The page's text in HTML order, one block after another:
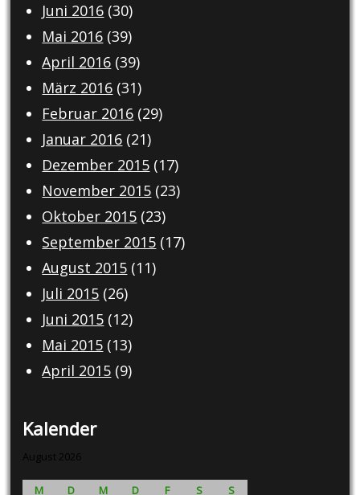
Juni 2016 (30)
Mai 2016 (39)
April 2016 (39)
März 2016 (31)
Februar 2016 (29)
Januar 2016 (21)
Dezember 2015 (17)
November 2015 (23)
Oktober 2015 (23)
September 2015 (17)
August 2015 (11)
Juli 2015 (26)
Juni 2015 (12)
Mai 2015 (13)
April 2015 (9)
Kalender
August 2026
M D M D F S S